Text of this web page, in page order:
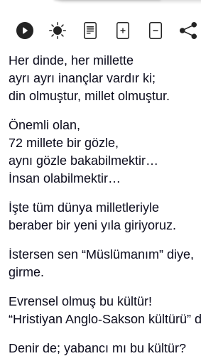
Her dinde, her millette
ayrı ayrı inançlar vardır ki;
din olmuştur, millet olmuştur.
Önemli olan,
72 millete bir gözle,
aynı gözle bakabilmektir…
İnsan olabilmektir…
İşte tüm dünya milletleriyle
beraber bir yeni yıla giriyoruz.
İstersen sen “Müslümanım” diye,
girme.
Evrensel olmuş bu kültür!
“Hristiyan Anglo-Sakson kültürü”
Denir de; yabancı mı bu kültür?